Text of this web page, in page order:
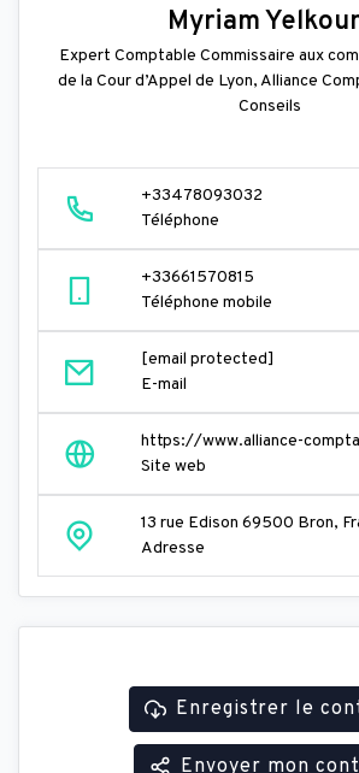
Myriam
Expert Comptable Commissaire aux
de la Cour d’Appel de Lyon, Alliance
Conseils
+33478093032
Téléphone
+33661570815
Téléphone mobile
[email protected]
E-mail
https://www.alliance-
Site web
13 rue Edison 69500 Bron,
Adresse
Enregistrer le
Envoyer mon